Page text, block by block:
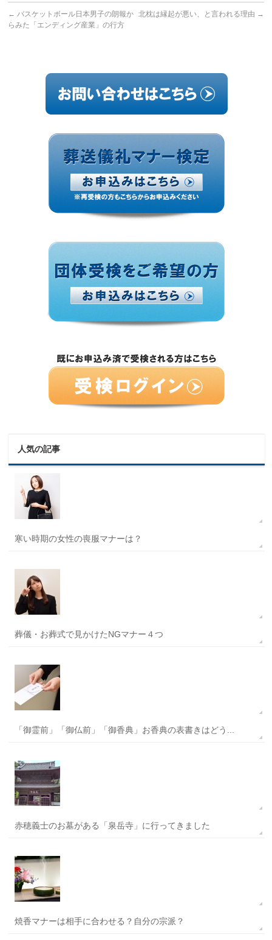
← バスケットボール日本男子の朗報か
らみた「エンディング産業」の行方
北枕は縁起が悪い、と言われる理由 →
人気の記事
寒い時期の女性の喪服マナーは？
葬儀・お葬式で見かけたNGマナー４つ
「御霊前」「御仏前」「御香典」お香典の表書きはどう...
赤穂義士のお墓がある「泉岳寺」に行ってきました
焼香マナーは相手に合わせる？自分の宗派？